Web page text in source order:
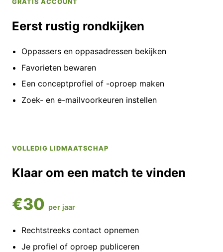
GRATIS ACCOUNT
Eerst rustig rondkijken
Oppassers en oppasadressen bekijken
Favorieten bewaren
Een conceptprofiel of -oproep maken
Zoek- en e-mailvoorkeuren instellen
VOLLEDIG LIDMAATSCHAP
Klaar om een match te vinden
€30 per jaar
Rechtstreeks contact opnemen
Je profiel of oproep publiceren